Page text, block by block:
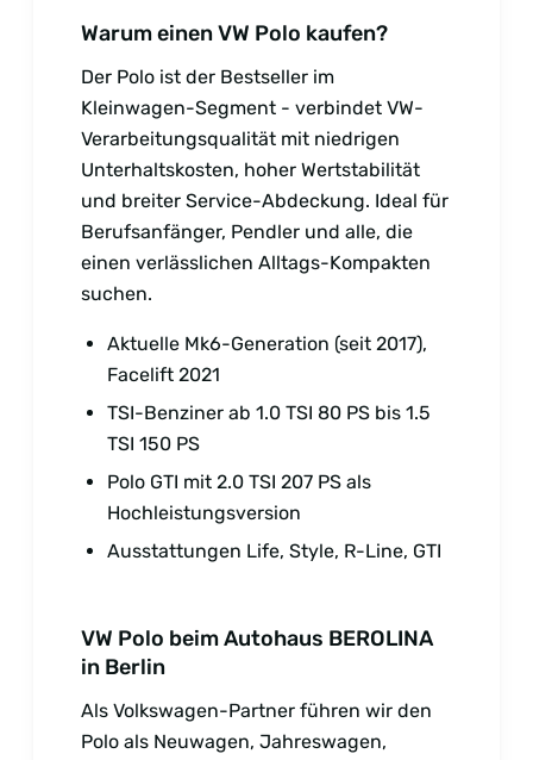
Warum einen VW Polo kaufen?
Der Polo ist der Bestseller im
Kleinwagen-Segment - verbindet VW-
Verarbeitungsqualität mit niedrigen
Unterhaltskosten, hoher Wertstabilität
und breiter Service-Abdeckung. Ideal für
Berufsanfänger, Pendler und alle, die
einen verlässlichen Alltags-Kompakten
suchen.
Aktuelle Mk6-Generation (seit 2017),
Facelift 2021
TSI-Benziner ab 1.0 TSI 80 PS bis 1.5
TSI 150 PS
Polo GTI mit 2.0 TSI 207 PS als
Hochleistungsversion
Ausstattungen Life, Style, R-Line, GTI
VW Polo beim Autohaus BEROLINA
in Berlin
Als Volkswagen-Partner führen wir den
Polo als Neuwagen, Jahreswagen,